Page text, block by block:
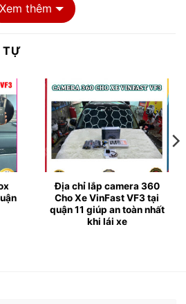
360 cho xe VinFast VF3 chất
tại Tphcm
360 cho xe VinFast VF3:
xe VinFast VF3 sẽ giúp giải
hiệu quả trong những
Xem thêm
TỰ
Địa chỉ lắp camera 360
Cho Xe VinFast VF3 tại
quận 11 giúp an toàn nhất
khi lái xe